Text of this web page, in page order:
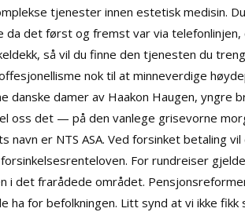
tjenester innen estetisk medisin.
da det først og fremst var via
så vil du finne den tjenesten du
nok til at minneverdige
danske damer av Haakon Haugen,
oss det — på den vanlege grisevorne
navn er NTS ASA. Ved forsinket
For rundreiser
i det frarådede området.
ha for befolkningen. Litt synd at vi ikke